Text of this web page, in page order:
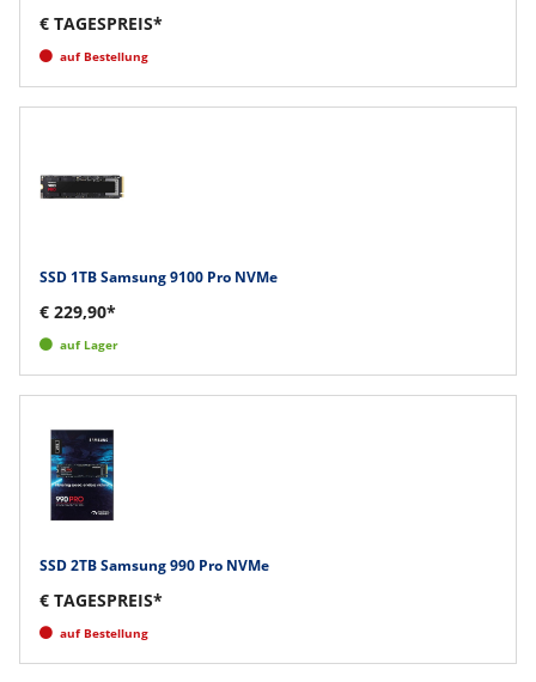
€ TAGESPREIS*
auf Bestellung
SSD 1TB Samsung 9100 Pro NVMe
€ 229,90*
auf Lager
SSD 2TB Samsung 990 Pro NVMe
€ TAGESPREIS*
auf Bestellung